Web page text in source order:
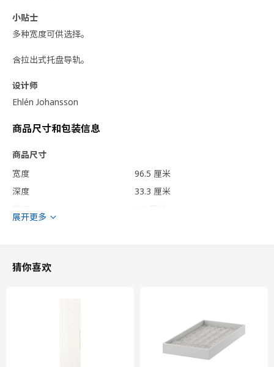
小贴士
多种宽度可供选择。
含拉出式托盘导轨。
设计师
Ehlén Johansson
商品尺寸和包装信息
商品尺寸
宽度
96.5 厘米
深度
33.3 厘米
最大可承重
KOMPLEMENT 康普蒙
展开更多
猜你喜欢